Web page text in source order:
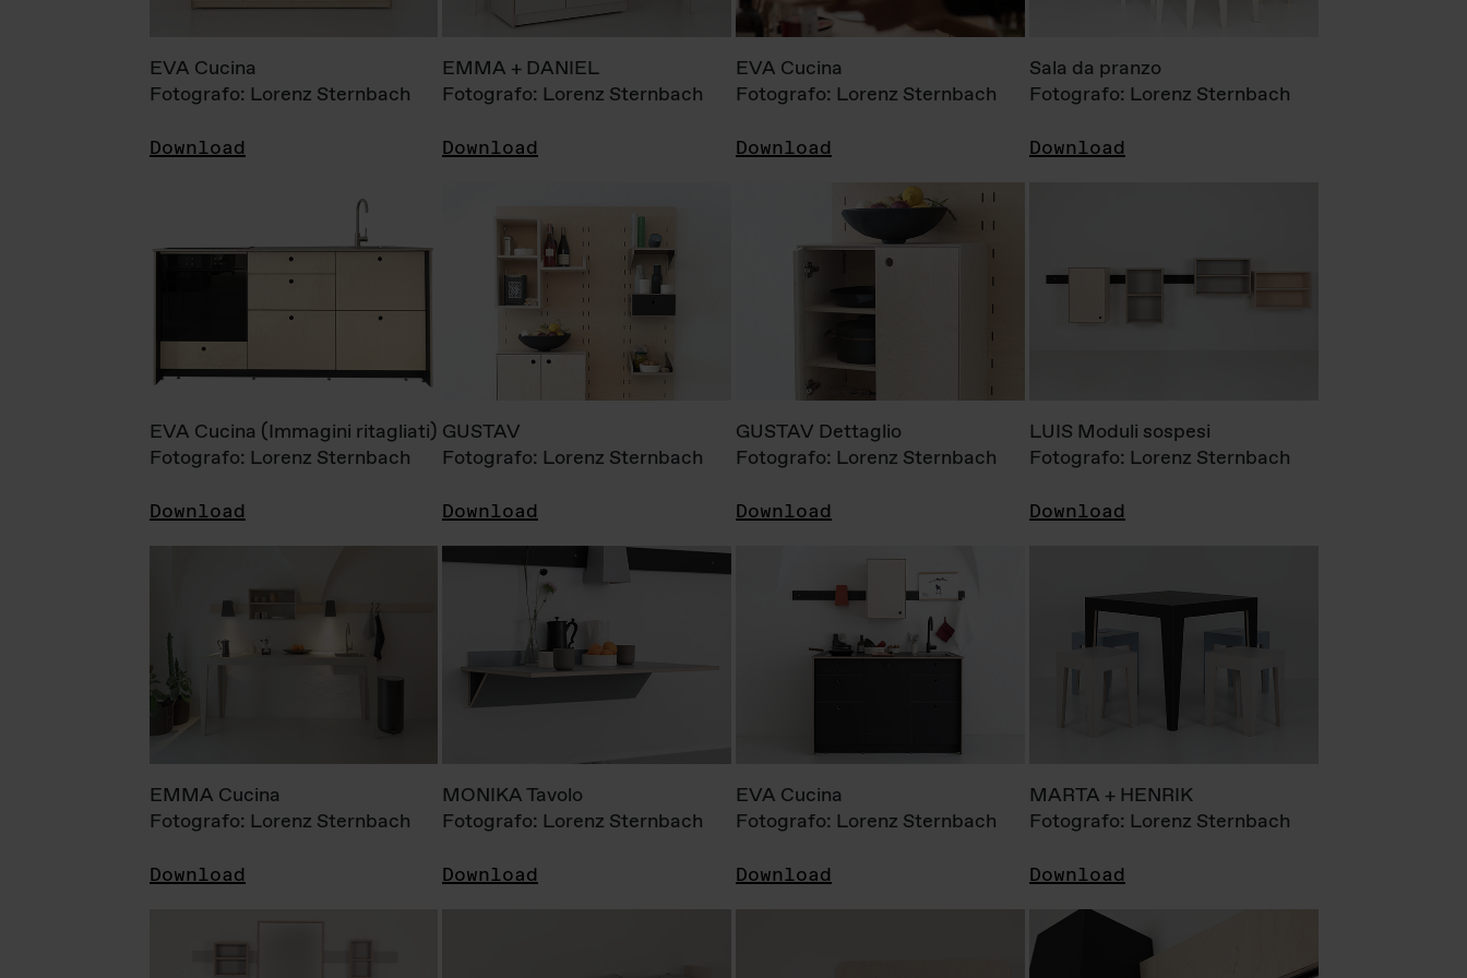
EVA Cucina
Fotografo: Lorenz Sternbach
Download
EMMA + DANIEL
Fotografo: Lorenz Sternbach
Download
EVA Cucina
Fotografo: Lorenz Sternbach
Download
Sala da pranzo
Fotografo: Lorenz Sternbach
Download
EVA Cucina (Immagini ritagliati)
Fotografo: Lorenz Sternbach
Download
GUSTAV
Fotografo: Lorenz Sternbach
Download
GUSTAV Dettaglio
Fotografo: Lorenz Sternbach
Download
LUIS Moduli sospesi
Fotografo: Lorenz Sternbach
Download
EMMA Cucina
Fotografo: Lorenz Sternbach
Download
MONIKA Tavolo
Fotografo: Lorenz Sternbach
Download
EVA Cucina
Fotografo: Lorenz Sternbach
Download
MARTA + HENRIK
Fotografo: Lorenz Sternbach
Download